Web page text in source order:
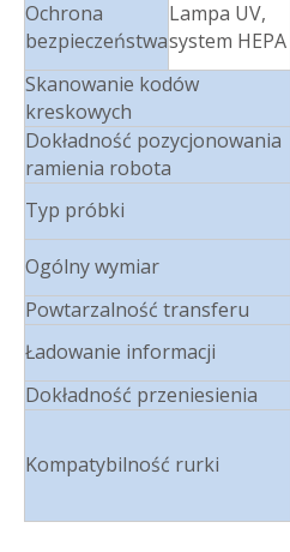
Ochrona
bezpieczeństwa
Lampa UV,
system HEPA
Skanowanie kodów
kreskowych
Dokładność pozycjonowania
ramienia robota
Typ próbki
Ogólny wymiar
Powtarzalność transferu
Ładowanie informacji
Dokładność przeniesienia
Kompatybilność rurki